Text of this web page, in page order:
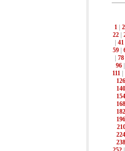
1
2
22|
41
59|
78
96
111|
126
140
154
168
182
196
224
238